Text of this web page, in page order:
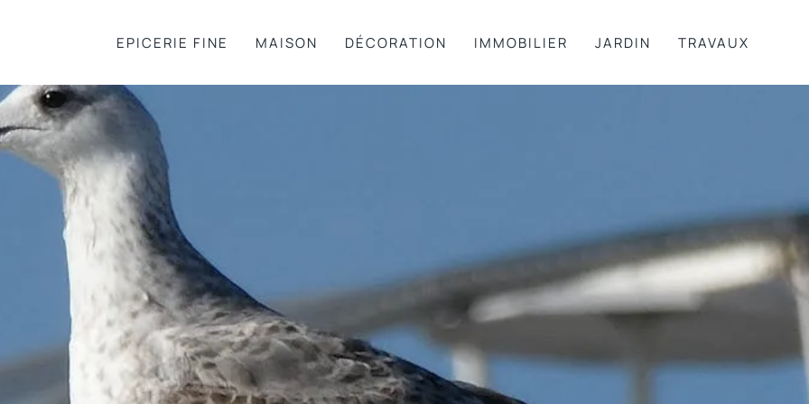
EPICERIE FINE MAISON DÉCORATION IMMOBILIER JARDIN TRAVAUX